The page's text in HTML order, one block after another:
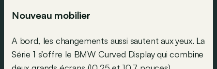
Nouveau mobilier
A bord, les changements aussi sautent aux yeux. La
Série 1 s’offre le BMW Curved Display qui combine